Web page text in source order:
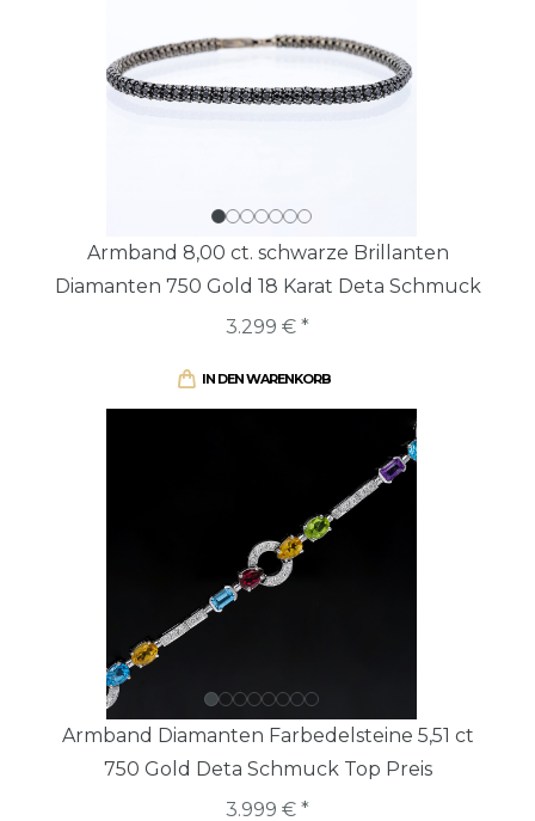
Armband 8,00 ct. schwarze Brillanten
Diamanten 750 Gold 18 Karat Deta Schmuck
3.299 € *
IN DEN WARENKORB
Armband Diamanten Farbedelsteine 5,51 ct
750 Gold Deta Schmuck Top Preis
3.999 € *